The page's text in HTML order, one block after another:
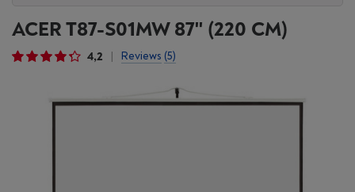
ACER T87-S01MW 87'' (220 CM)
4,2 Reviews (5)